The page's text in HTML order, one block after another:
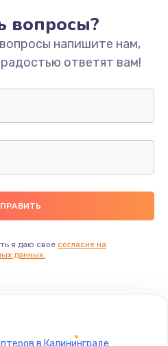
карбюратора
руб.
трубки
руб.
вопросы?
напишите нам,
ответят вам!
я даю свое согласие на
данных.
в Калининграде